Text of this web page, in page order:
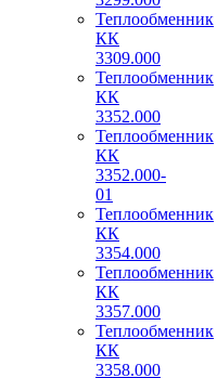
Теплообменник
КК
3309.000
Теплообменник
КК
3352.000
Теплообменник
КК
3352.000-
01
Теплообменник
КК
3354.000
Теплообменник
КК
3357.000
Теплообменник
КК
3358.000